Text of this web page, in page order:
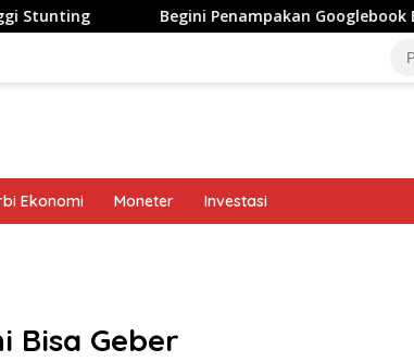
Begini Penampakan Googlebook Bikinan Asus
Ekonomi Moneter Investasi
Bisa Geber